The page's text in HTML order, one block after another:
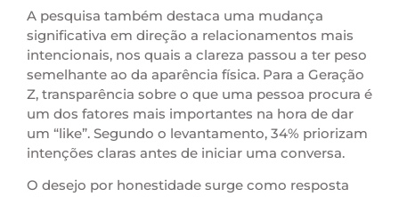
A pesquisa também destaca uma mudança
significativa em direção a relacionamentos mais
intencionais, nos quais a clareza passou a ter peso
semelhante ao da aparência física. Para a Geração
Z, transparência sobre o que uma pessoa procura é
um dos fatores mais importantes na hora de dar
um “like”. Segundo o levantamento, 34% priorizam
intenções claras antes de iniciar uma conversa.
O desejo por honestidade surge como resposta